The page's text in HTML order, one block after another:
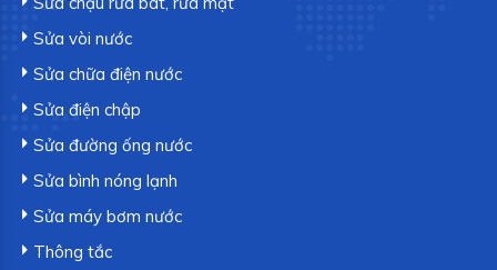
Sửa vòi nước
Sửa chữa điện nước
Sửa điện chập
Sửa đường ống nước
Sửa bình nóng lạnh
Sửa máy bơm nước
Thông tắc